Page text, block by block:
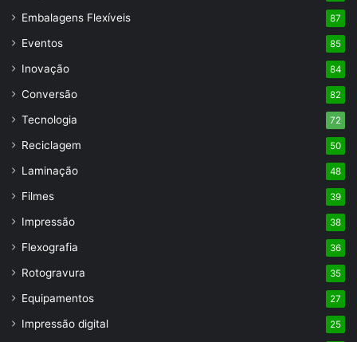
Embalagens Flexíveis 87
Eventos 85
Inovação 84
Conversão 82
Tecnologia 72
Reciclagem 50
Laminação 48
Filmes 39
Impressão 38
Flexografia 36
Rotogravura 35
Equipamentos 27
Impressão digital 25